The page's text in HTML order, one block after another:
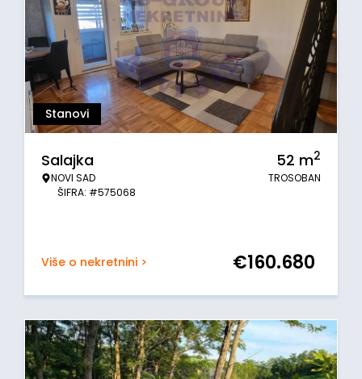
Stanovi
Salajka
NOVI SAD
ŠIFRA: #575068
52 m2
TROSOBAN
Više o nekretnini > €160.680